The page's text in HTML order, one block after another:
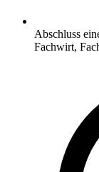
Abschluss
Fachwirt,